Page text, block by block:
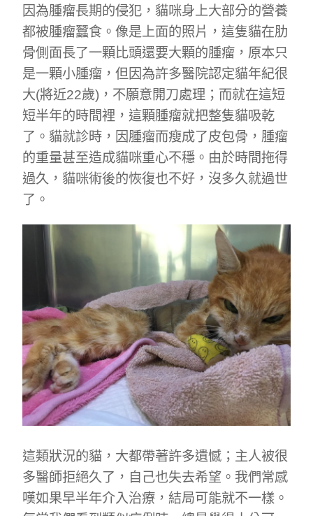
因為腫瘤長期的侵犯，貓咪身上大部分的營養
都被腫瘤蠶食。像是上面的照片，這隻貓在肋
骨側面長了一顆比頭還要大顆的腫瘤，原本只
是一顆小腫瘤，但因為許多醫院認定貓年紀很
大(將近22歲)，不願意開刀處理；而就在這短
短半年的時間裡，這顆腫瘤就把整隻貓吸乾
了。貓就診時，因腫瘤而瘦成了皮包骨，腫瘤
的重量甚至造成貓咪重心不穩。由於時間拖得
過久，貓咪術後的恢復也不好，沒多久就過世
了。
這類狀況的貓，大都帶著許多遺憾；主人被很
多醫師拒絕久了，自己也失去希望。我們常感
嘆如果早半年介入治療，結局可能就不一樣。